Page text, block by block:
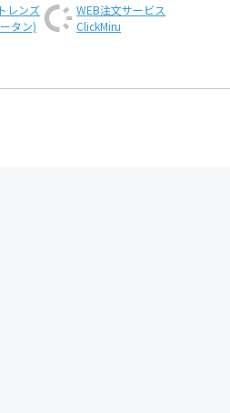
レンズ
タン)
WEB注文サービス
ClickMiru